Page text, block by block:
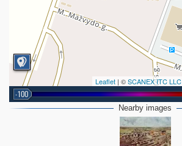
Leaflet | ©SCANEX ITC LLC
-100
Nearby images